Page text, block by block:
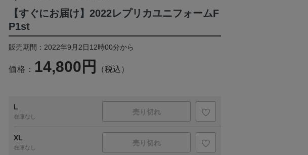
【すぐにお届け】2022レプリカユニフォームF
P1st
販売期間：2022年9月2日12時00分から
価格： 14,800円 （税込）
L
在庫なし
売り切れ
XL
在庫なし
売り切れ